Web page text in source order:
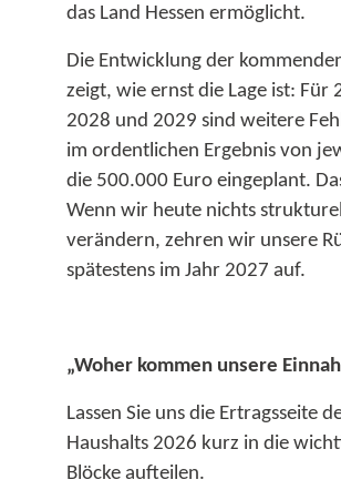
das Land Hessen ermöglicht.
Die Entwicklung der
zeigt, wie ernst die Lage ist: Für
2028 und 2029 sind weitere
im ordentlichen Ergebnis von
die 500.000 Euro eingeplant.
Wenn wir heute nichts strukturell
verändern, zehren wir unsere
spätestens im Jahr 2027 auf.​
„Woher kommen unsere
Lassen Sie uns die Ertragsseite
Haushalts 2026 kurz in die
Blöcke aufteilen.